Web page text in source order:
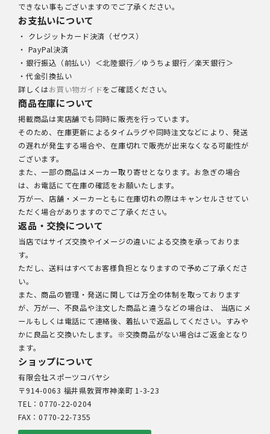
できない事もございますのでご了承ください。
お支払いについて
・ クレジットカード決済（ゼウス）
・ PayPal決済
・銀行振込（前払い）＜北陸銀行／ゆうちょ銀行／楽天銀行＞
・代金引換払い
詳しくはお買い物ガイドをご確認ください。
商品在庫について
掲載商品は実店舗でも同時に販売を行っています。
そのため、在庫更新によるタイムラグや同時注文などにより、発送
の遅れが発生する場合や、在庫切れで販売が出来なくなる可能性が
ございます。
また、一部の商品はメーカー取り寄せとなります。お急ぎの場合
は、お電話にて在庫の確認をお願いたします。
万が一、店舗・メーカーともに在庫切れの際はキャンセルさせてい
ただく場合がありますのでご了承ください。
返品・交換について
当店ではサイズ交換やイメージの違いによる交換を承っておりま
す。
ただし、送料はすべてお客様負担となりますので予めご了承くださ
い。
また、商品の管理・発送に関しては万全の体制を取っております
が、万が一、不良品や注文した商品と違うなどの場合は、 当店にメ
ールもしくは電話にて連絡後、着払いで返品してください。すみや
かに良品と交換いたします。※交換商品がない場合はご返金となり
ます。
ショップについて
有限会社スポーツコバヤシ
〒914-0063 福井県敦賀市神楽町 1-3-23
TEL：0770-22-0204
FAX：0770-22-7355